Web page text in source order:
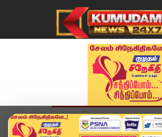
முகப்பு விளையாட்டு